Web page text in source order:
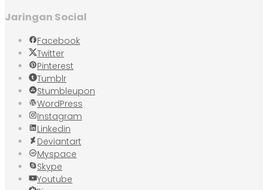
Jaringan Social
Facebook
Twitter
Pinterest
Tumblr
Stumbleupon
WordPress
Instagram
Linkedin
Deviantart
Myspace
Skype
Youtube